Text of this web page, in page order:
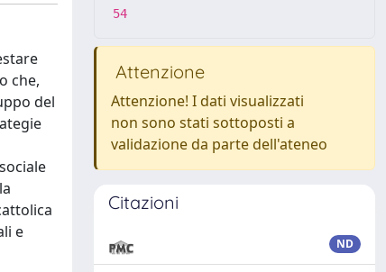
che,
del
e
54
Attenzione
Attenzione! I dati visualizzati
non sono stati sottoposti a
validazione da parte dell'ateneo
Citazioni
ND